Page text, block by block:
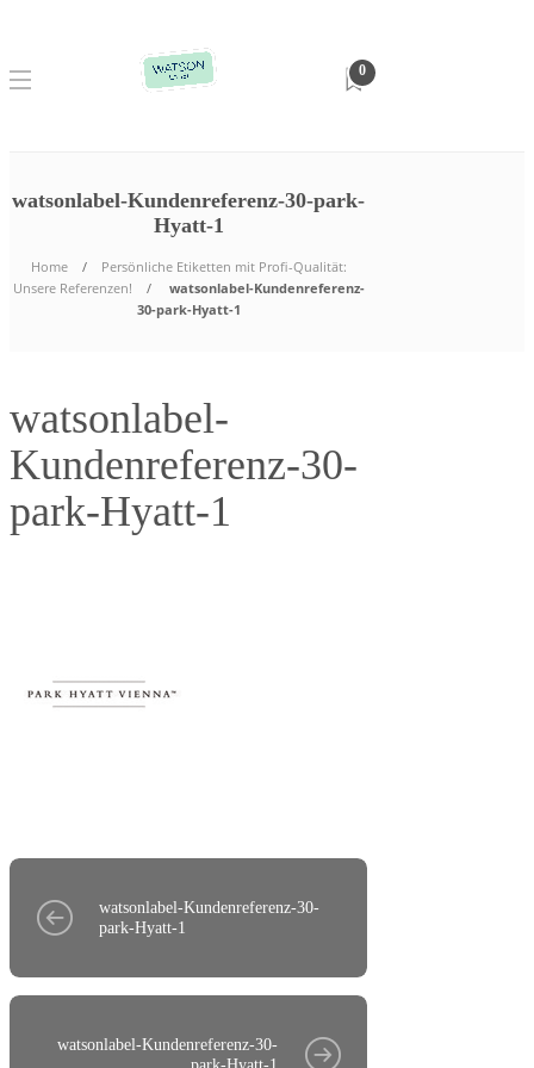
0
watsonlabel-Kundenreferenz-30-park-
Hyatt-1
Home
Persönliche Etiketten mit Profi-Qualität:
Unsere Referenzen!
watsonlabel-Kundenreferenz-
30-park-Hyatt-1
watsonlabel-
Kundenreferenz-30-
park-Hyatt-1
watsonlabel-Kundenreferenz-30-
park-Hyatt-1
watsonlabel-Kundenreferenz-30-